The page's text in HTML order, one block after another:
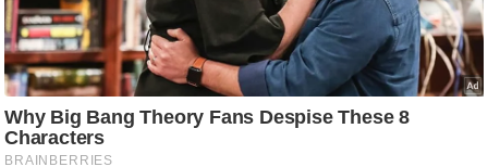
लॉ
जी
ब्यू
टी
/
फै